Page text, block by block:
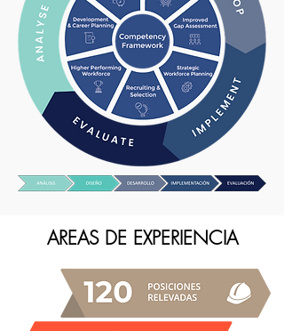
AREAS DE EXPERIENCIA